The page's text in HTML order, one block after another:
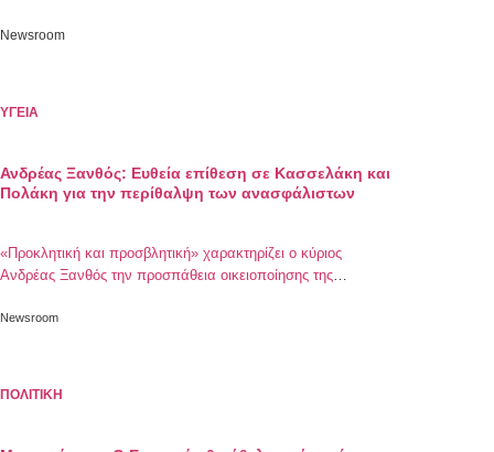
Newsroom
ΥΓΕΙΑ
Ανδρέας Ξανθός: Ευθεία επίθεση σε Κασσελάκη και
Πολάκη για την περίθαλψη των ανασφάλιστων
«Προκλητική και προσβλητική» χαρακτηρίζει ο κύριος
Ανδρέας Ξανθός την προσπάθεια οικειοποίησης της
Κασσελάκη και τον Παύλο Πολάκη
Newsroom
ΠΟΛΙΤΙΚΗ